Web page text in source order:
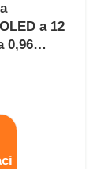
a 12
0,96